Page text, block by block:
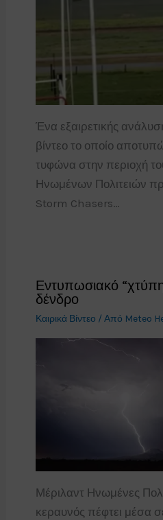
Ένα εξαιρετικής
βίντεο το οποίο
τυφώνα στην περιοχή
Ηνωμένων Πολιτειών
Storm Chasers…
Εντυπωσιακό
δένδρο
Καιρικά Βίντεο / Από Meteo
Μέριλαντ Ηνωμένες
κεραυνός πέφτει μέσα